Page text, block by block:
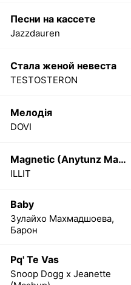
Песни на кассете
Jazzdauren
Стала женой невеста
TESTOSTERON
Мелодія
DOVI
Magnetic (Anytunz Marimba Ringtone)
ILLIT
Baby
Зулайхо Махмадшоева,
Барон
Pq' Te Vas
Snoop Dogg x Jeanette